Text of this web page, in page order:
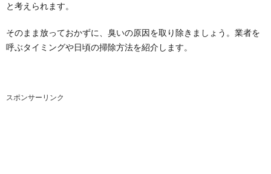
と考えられます。
そのまま放っておかずに、臭いの原因を取り除きましょう。業者を
呼ぶタイミングや日頃の掃除方法を紹介します。
スポンサーリンク